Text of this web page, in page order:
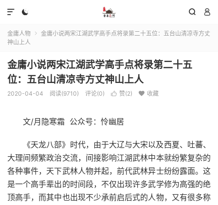
  

金庸人物 
金庸小说两宋江湖武学高手点将录第二十五位：五台山清凉寺方丈
神山上人
金庸小说两宋江湖武学高手点将录第二十五
位：五台山清凉寺方丈神山上人
2020-04-04 阅读(9710) 评论(0)  赞(2)  收藏
文/月隐寒霜 公众号：怜幽居
《天龙八部》时代，由于大辽与大宋以及西夏、吐蕃、
大理间频繁政治交流，间接影响江湖武林中本就纷繁复杂的
各种事件，天下武林人物并起，前代武林异士纷纷露面。这
是一个高手辈出的时间段，不仅出现许多武学修为高强的绝
顶高手，而其中也出现不少承前启后式的人物，又有很多称